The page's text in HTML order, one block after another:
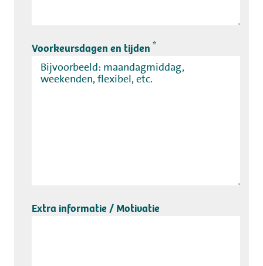
Voorkeursdagen en tijden *
Extra informatie / Motivatie